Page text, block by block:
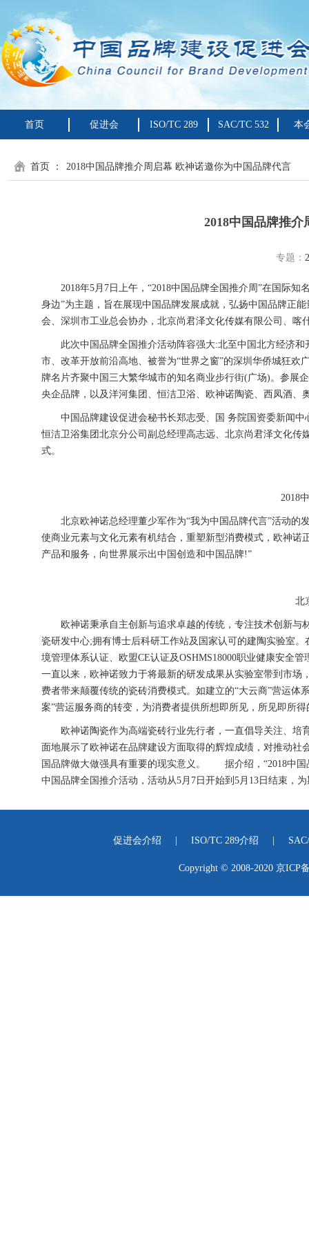
首页 促进会 ISO/TC 289 SAC/TC 532 本
首页 ： 2018中国品牌推介周启幕 欧神诺邀你为中国品牌代言
2018中国品牌推
专题：
2018年5月7日上午，“2018中国品牌全国推介周”在国际知
身边”为主题，旨在展现中国品牌发展成就，弘扬中国品牌正
会、深圳市工业总会协办，北京尚君泽文化传媒有限公司、喀
此次中国品牌全国推介活动阵容强大:北至中国北方经济和
市、改革开放前沿高地、被誉为“世界之窗”的深圳华侨城狂
牌名片齐聚中国三大繁华城市的知名商业步行街(广场)。参展
央企品牌，以及洋河集团、恒洁卫浴、欧神诺陶瓷、西凤酒
中国品牌建设促进会秘书长郑志受、国 务院国资委新闻中
恒洁卫浴集团北京分公司副总经理高志远、北京尚君泽文化
式。
2018中
北京欧神诺总经理董少军作为“我为中国品牌代言”活动的
使商业元素与文化元素有机结合，重塑新型消费模式，欧神
产品和服务，向世界展示出中国创造和中国品牌!”
北京
欧神诺秉承自主创新与追求卓越的传统，专注技术创新与
瓷研发中心;拥有博士后科研工作站及国家认可的建陶实验室
境管理体系认证、欧盟CE认证及OSHMS18000职业健康安
一直以来，欧神诺致力于将最新的研发成果从实验室带到市
费者带来颠覆传统的瓷砖消费模式。如建立的“大云商”营运
案”营运服务商的转变，为消费者提供所想即所见，所见即所
欧神诺陶瓷作为高端瓷砖行业先行者，一直倡导关注、培
面地展示了欧神诺在品牌建设方面取得的辉煌成绩，对推动
国品牌做大做强具有重要的现实意义。 据介绍，“2018中国
中国品牌全国推介活动，活动从5月7日开始到5月13日结束，
促进会介绍 ISO/TC 289介绍
Copyright © 2008-2020 京ICP